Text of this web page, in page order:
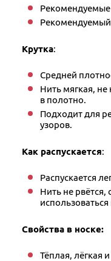
Крутка:
Средней
Нить мягкая,
в полотно.
Подходит для
узоров.
Как распускается:
Распускается
Нить не
Свойства в носке:
Тёплая, лёгкая